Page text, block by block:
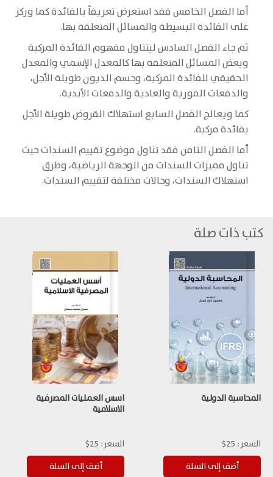
أما الفصل الخامس فقد استعرض تعريفاً بالفائدة كما وركز
على الفائدة البسيطة والمسائل المتعلقة بها.
ثم جاء الفصل السادس ليتناول مفهوم الفائدة المركبة
وبعض المسائل المتعلقة بها كالمعدل الإسمي والمعدل
الحقيقي للفائدة المركبة، وحسم الديون طويلة الأجل،
والدفعات الفورية والعادية والدفعات الأبدية.
كما ويعالج الفصل السابع استهلاك القروض طويلة الأجل
بفائدة مركبة.
أما الفصل الثامن فقد تناول موضوع تقييم السندات حيث
تناول مميزات السندات من الوجهة الرياضية، وطرق
استهلاك السندات، وحالات مختلفة لتقييم السندات.
كتب ذات صلة
المحاسبة الدولية
السعر: 25$
اسس العمليات المصرفية
الاسلامية
السعر: 25$